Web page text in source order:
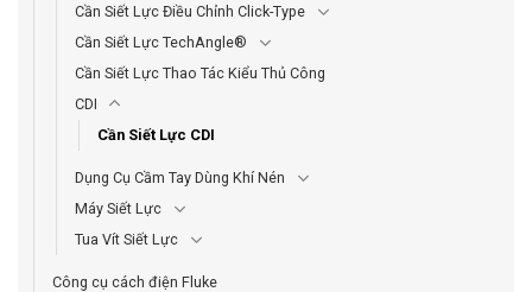
Cần Siết Lực Điều Chỉnh Click-Type
Cần Siết Lực TechAngle®
Cần Siết Lực Thao Tác Kiểu Thủ Công
CDI
Cần Siết Lực CDI
Dụng Cụ Cầm Tay Dùng Khí Nén
Máy Siết Lực
Tua Vít Siết Lực
Công cụ cách điện Fluke